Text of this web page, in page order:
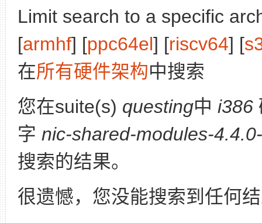
Limit search to a specific
[armhf] [ppc64el] [riscv64] [
在所有硬件架构中搜索
您在suite(s) questing中 i386
字 nic-shared-modules-
搜索的结果。
很遗憾，您没能搜索到任何